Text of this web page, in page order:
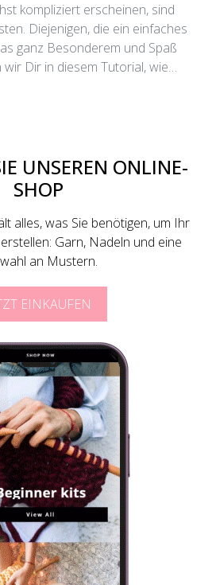
kompliziert erscheinen, sind
Diejenigen, die ein einfaches
ganz Besonderem und Spaß
Dir in diesem Tutorial, wie…
UNSEREN ONLINE-
SHOP
alles, was Sie benötigen, um Ihr
Garn, Nadeln und eine
an Mustern.
EINKAUFEN